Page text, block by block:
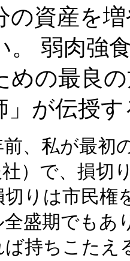
の資産を
。 弱肉強
めの最良
」が伝授す
、私が最初
社）で、損
りは市民権
盛期でもあ
ば持ちこた